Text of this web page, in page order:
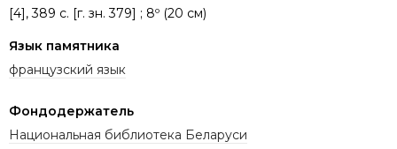
[4], 389 с. [г. зн. 379] ; 8º (20 см)
Язык памятника
французский язык
Фондодержатель
Национальная библиотека Беларуси